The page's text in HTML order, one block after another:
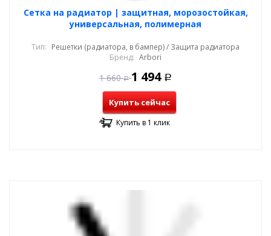
Cетка на радиатор | защитная, морозостойкая,
универсальная, полимерная
Тип: Решетки (радиатора, в бампер) / Защита радиатора
Бренд: Arbori
1 660 Р 1 494 Р
Купить сейчас
Купить в 1 клик